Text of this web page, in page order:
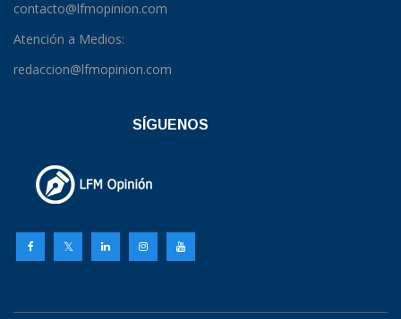
contacto@lfmopinion.com
Atención a Medios:
redaccion@lfmopinion.com
SÍGUENOS